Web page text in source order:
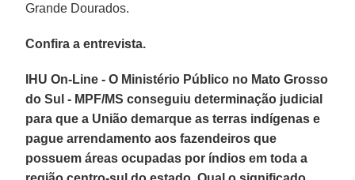
Grande Dourados.
Confira a entrevista.
IHU On-Line - O Ministério Público no Mato Grosso
do Sul - MPF/MS conseguiu determinação judicial
para que a União demarque as terras indígenas e
pague arrendamento aos fazendeiros que
possuem áreas ocupadas por índios em toda a